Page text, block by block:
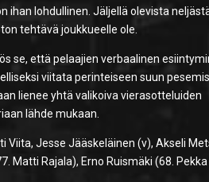
ihan lohdullinen. Jäljellä olevista
tehtävä joukkueelle ole.
se, että pelaajien verbaalinen
viitata perinteiseen suun
lienee yhtä valikoiva vierasotteluiden
lähde mukaan.
Viita, Jesse Jääskeläinen (v), Akseli
Matti Rajala), Erno Ruismäki (68. Pekka